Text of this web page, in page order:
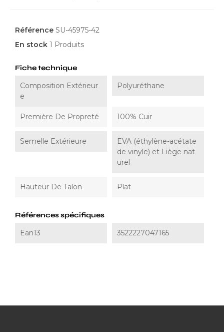
Référence SU-45975-42
En stock 1 Produits
Fiche technique
Composition Extérieur
E
Polyuréthane
Première De Propreté 100% Cuir
Semelle Extérieure
EVA (éthylène-acétate
de vinyle) et Liège nat
urel
Hauteur De Talon Plat
Références spécifiques
Ean13 3522227047165